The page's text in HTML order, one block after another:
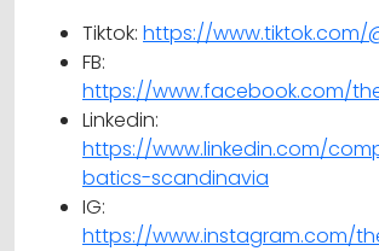
Tiktok: https://www.tiktok.com/
FB:
https://www.facebook.com/
Linkedin:
https://www.linkedin.com/
batics-scandinavia
IG:
https://www.instagram.com/